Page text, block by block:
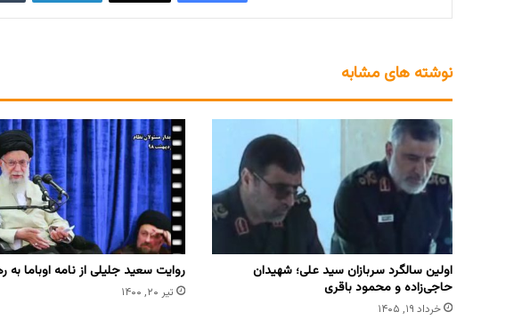
نوشته های مشابه
اولین سالگرد سربازان سید علی؛ شهیدان
حاجی‌زاده و محمود باقری
خرداد ۱۹, ۱۴۰۵
روایت سعید جلیلی از نامه اوباما به
تیر ۲۰, ۱۴۰۰